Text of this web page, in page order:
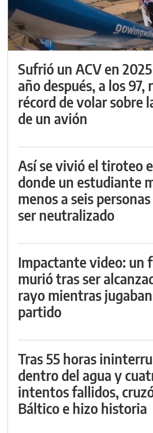
Sufrió un ACV en
año después, a los 97,
récord de volar sobre
de un avión
Así se vivió el tiroteo
donde un estudiante
menos a seis
ser neutralizado
Impactante video: un
murió tras ser
rayo mientras
partido
Tras 55 horas
dentro del agua y
intentos fallidos,
Báltico e hizo historia